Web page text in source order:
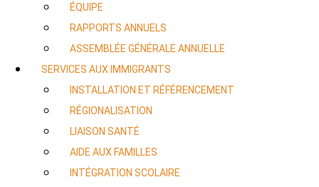
ÉQUIPE
RAPPORTS ANNUELS
ASSEMBLÉE GÉNÉRALE ANNUELLE
SERVICES AUX IMMIGRANTS
INSTALLATION ET RÉFÉRENCEMENT
RÉGIONALISATION
LIAISON SANTÉ
AIDE AUX FAMILLES
INTÉGRATION SCOLAIRE